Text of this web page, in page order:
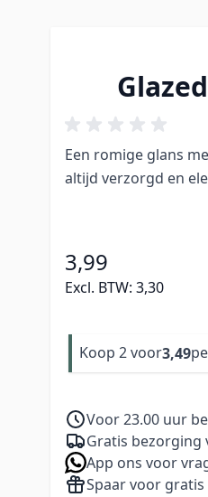
Een romige glans
altijd verzorgd en
3,99
Excl. BTW: 3,30
Koop 2 voor3,49
Voor 23.00 uur
Gratis bezorging
App ons voor
Spaar voor